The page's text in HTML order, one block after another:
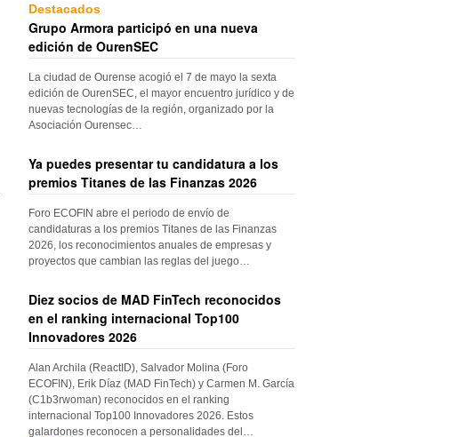
Destacados
Grupo Armora participó en una nueva
edición de OurenSEC
La ciudad de Ourense acogió el 7 de mayo la sexta
edición de OurenSEC, el mayor encuentro jurídico y de
nuevas tecnologías de la región, organizado por la
Asociación Ourensec…
Ya puedes presentar tu candidatura a los
premios Titanes de las Finanzas 2026
Foro ECOFIN abre el periodo de envío de
candidaturas a los premios Titanes de las Finanzas
2026, los reconocimientos anuales de empresas y
proyectos que cambian las reglas del juego…
Diez socios de MAD FinTech reconocidos
en el ranking internacional Top100
Innovadores 2026
Alan Archila (ReactID), Salvador Molina (Foro
ECOFIN), Erik Díaz (MAD FinTech) y Carmen M. García
(C1b3rwoman) reconocidos en el ranking
internacional Top100 Innovadores 2026. Estos
galardones reconocen a personalidades del…